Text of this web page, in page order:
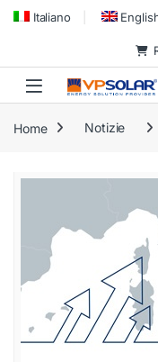
Skip to navigation
Skip to content
Italiano
Home Notizie